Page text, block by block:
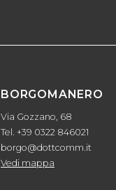
BORGOMANERO
Via Gozzano, 68
Tel. +39 0322 846021
borgo@dottcomm.it
Vedi mappa